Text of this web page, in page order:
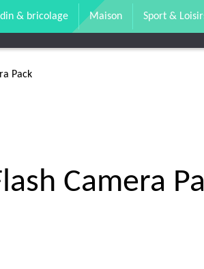
& bricolage Maison Sport &
Pack
Camera